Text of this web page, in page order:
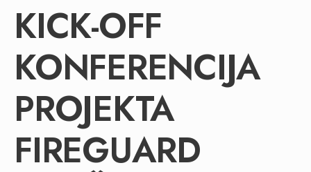
KICK-OFF
KONFERENCIJA
PROJEKTA
FIREGUARD